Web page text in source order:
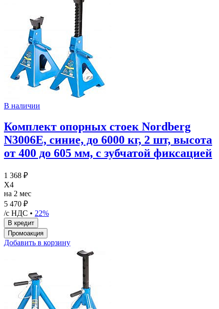
В наличии
Комплект опорных стоек Nordberg
N3006E, синие, до 6000 кг, 2 шт, высота
от 400 до 605 мм, с зубчатой фиксацией
1 368 ₽
X4
на 2 мес
5 470 ₽
/с НДС • 22%
Добавить в корзину